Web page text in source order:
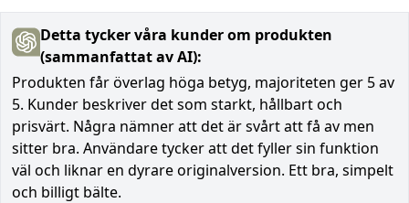
Detta tycker våra kunder om produkten
(sammanfattat av AI):
Produkten får överlag höga betyg, majoriteten ger 5 av
5. Kunder beskriver det som starkt, hållbart och
prisvärt. Några nämner att det är svårt att få av men
sitter bra. Användare tycker att det fyller sin funktion
väl och liknar en dyrare originalversion. Ett bra, simpelt
och billigt bälte.